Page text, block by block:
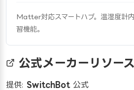
Matter対応スマートハブ。温湿度計
習機能。
公式メーカーリソース
提供: SwitchBot 公式